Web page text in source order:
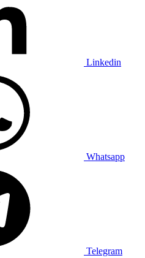
Linkedin
Whatsapp
Telegram